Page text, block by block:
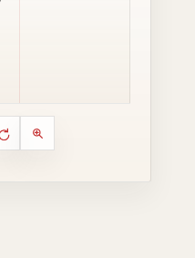
Kontrol animasi urutan
Putar ulang animasi
Perbesar animasi